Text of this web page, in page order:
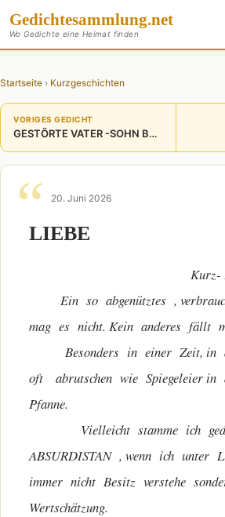
Gedichtesammlung.net
Wo Gedichte eine Heimat finden
Startseite › Kurzgeschichten
VORIGES GEDICHT
GESTÖRTE VATER -SOHN BEZIEHUNG
20. Juni 2026
LIEBE
Kurz-
Ein so abgenütztes ,
mag es nicht. Kein anderes fällt
Besonders in einer Zeit, in
oft abrutschen wie Spiegeleier in
Pfanne.
Vielleicht stamme ich
ABSURDISTAN , wenn ich unter
immer nicht Besitz verstehe
Wertschätzung.